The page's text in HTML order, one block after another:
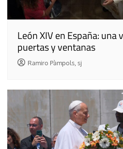
León XIV en España: una
puertas y ventanas
Ramiro Pàmpols, sj